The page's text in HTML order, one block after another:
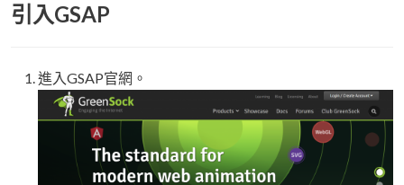
引入GSAP
進入GSAP官網。